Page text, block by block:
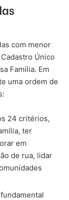
com menor
Único
Família. Em
uma ordem de
24 critérios,
ter
em
de rua, lidar